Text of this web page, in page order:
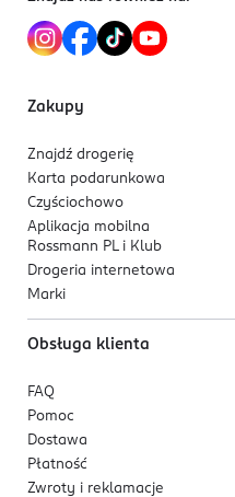
Zakupy
Znajdź drogerię
Karta podarunkowa
Czyściochowo
Aplikacja mobilna
Rossmann PL i Klub
Drogeria internetowa
Marki
Obsługa klienta
FAQ
Pomoc
Dostawa
Płatność
Zwroty i reklamacje